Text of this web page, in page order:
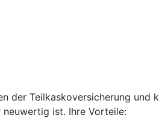
der Teilkaskoversicherung
ist. Ihre Vorteile: